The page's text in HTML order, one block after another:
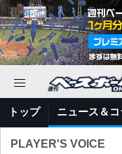
トップ ニュース＆コ
PLAYER'S VOICE